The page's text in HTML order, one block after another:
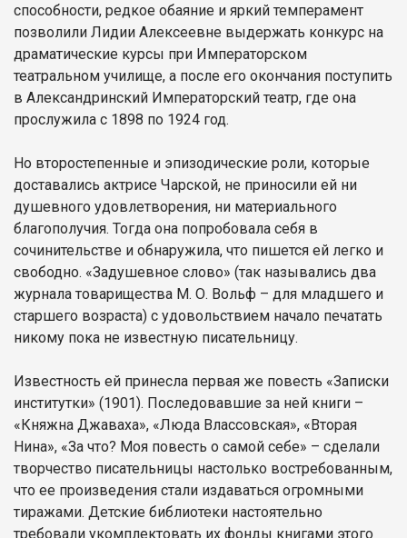
способности, редкое обаяние и яркий темперамент
позволили Лидии Алексеевне выдержать конкурс на
драматические курсы при Императорском
театральном училище, а после его окончания поступить
в Александринский Императорский театр, где она
прослужила с 1898 по 1924 год.
Но второстепенные и эпизодические роли, которые
доставались актрисе Чарской, не приносили ей ни
душевного удовлетворения, ни материального
благополучия. Тогда она попробовала себя в
сочинительстве и обнаружила, что пишется ей легко и
свободно. «Задушевное слово» (так назывались два
журнала товарищества М. О. Вольф – для младшего и
старшего возраста) с удовольствием начало печатать
никому пока не известную писательницу.
Известность ей принесла первая же повесть «Записки
институтки» (1901). Последовавшие за ней книги –
«Княжна Джаваха», «Люда Влассовская», «Вторая
Нина», «За что? Моя повесть о самой себе» – сделали
творчество писательницы настолько востребованным,
что ее произведения стали издаваться огромными
тиражами. Детские библиотеки настоятельно
требовали укомплектовать их фонды книгами этого